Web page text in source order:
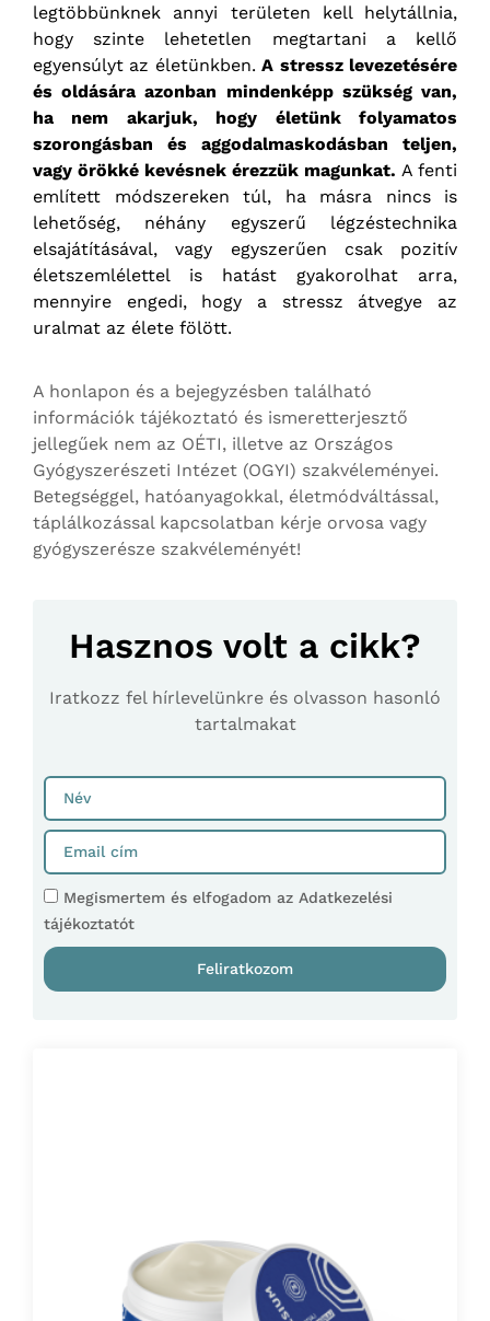
legtöbbünknek annyi területen kell helytállnia,
hogy szinte lehetetlen megtartani a kellő
egyensúlyt az életünkben.A stressz levezetésére
és oldására azonban mindenképp szükség van,
ha nem akarjuk, hogy életünk folyamatos
szorongásban és aggodalmaskodásban teljen,
vagy örökké kevésnek érezzük magunkat. A fenti
említett módszereken túl, ha másra nincs is
lehetőség, néhány egyszerű légzéstechnika
elsajátításával, vagy egyszerűen csak pozitív
életszemlélettel is hatást gyakorolhat arra,
mennyire engedi, hogy a stressz átvegye az
uralmat az élete fölött.
A honlapon és a bejegyzésben található
információk tájékoztató és ismeretterjesztő
jellegűek nem az OÉTI, illetve az Országos
Gyógyszerészeti Intézet (OGYI) szakvéleményei.
Betegséggel, hatóanyagokkal, életmódváltással,
táplálkozással kapcsolatban kérje orvosa vagy
gyógyszerésze szakvéleményét!
Hasznos volt a cikk?
Iratkozz fel hírlevelünkre és olvasson hasonló
tartalmakat
Megismertem és elfogadom az Adatkezelési
tájékoztatót
Feliratkozom